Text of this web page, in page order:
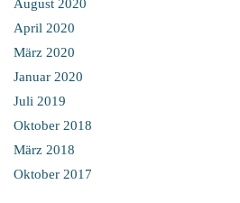
August 2020
April 2020
März 2020
Januar 2020
Juli 2019
Oktober 2018
März 2018
Oktober 2017